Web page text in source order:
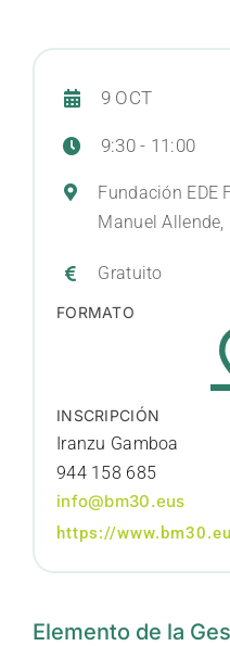
9 OCT
9:30 - 11:00
Fundación EDE
Manuel
Gratuito
FORMATO
INSCRIPCIÓN
Iranzu Gamboa
944 158 685
info@bm30.eus
https://
Elemento de la